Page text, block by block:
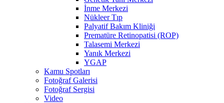
İnme Merkezi
Nükleer Tıp
Palyatif Bakım Kliniği
Prematüre Retinopatisi (ROP)
Talasemi Merkezi
Yanık Merkezi
YGAP
Kamu Spotları
Fotoğraf Galerisi
Fotoğraf Sergisi
Video